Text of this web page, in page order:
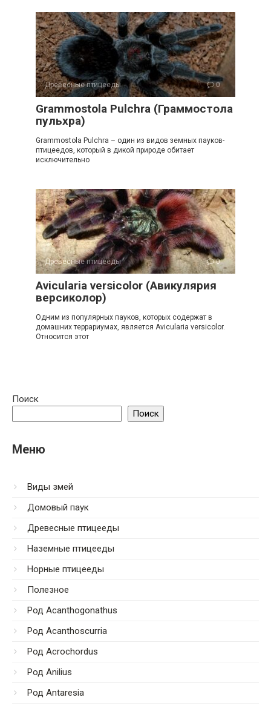
Древесные птицееды 0
Grammostola Pulchra (Граммостола
пульхра)
Grammostola Pulchra – один из видов земных пауков-
птицеедов, который в дикой природе обитает
исключительно
Древесные птицееды 0
Avicularia versicolor (Авикулярия
версиколор)
Одним из популярных пауков, которых содержат в
домашних террариумах, является Avicularia versicolor.
Относится этот
Поиск
Поиск
Меню
Виды змей
Домовый паук
Древесные птицееды
Наземные птицееды
Норные птицееды
Полезное
Род Acanthogonathus
Род Acanthoscurria
Род Acrochordus
Род Anilius
Род Antaresia